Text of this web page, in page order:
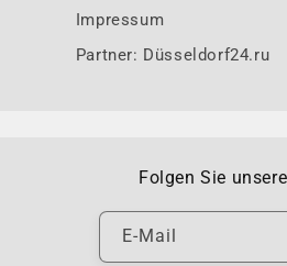
Impressum
Partner: Düsseldorf24.ru
Folgen Sie
E-Mail